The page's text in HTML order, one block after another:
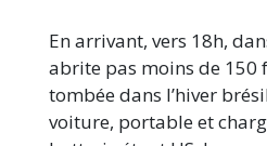
En arrivant, vers 18h,
abrite pas moins de 150
tombée dans l’hiver
voiture, portable et